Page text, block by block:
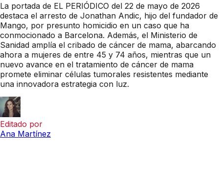
La portada de EL PERIÓDICO del 22 de mayo de 2026
destaca el arresto de Jonathan Andic, hijo del fundador de
Mango, por presunto homicidio en un caso que ha
conmocionado a Barcelona. Además, el Ministerio de
Sanidad amplía el cribado de cáncer de mama, abarcando
ahora a mujeres de entre 45 y 74 años, mientras que un
nuevo avance en el tratamiento de cáncer de mama
promete eliminar células tumorales resistentes mediante
una innovadora estrategia con luz.
Editado por
Ana Martínez